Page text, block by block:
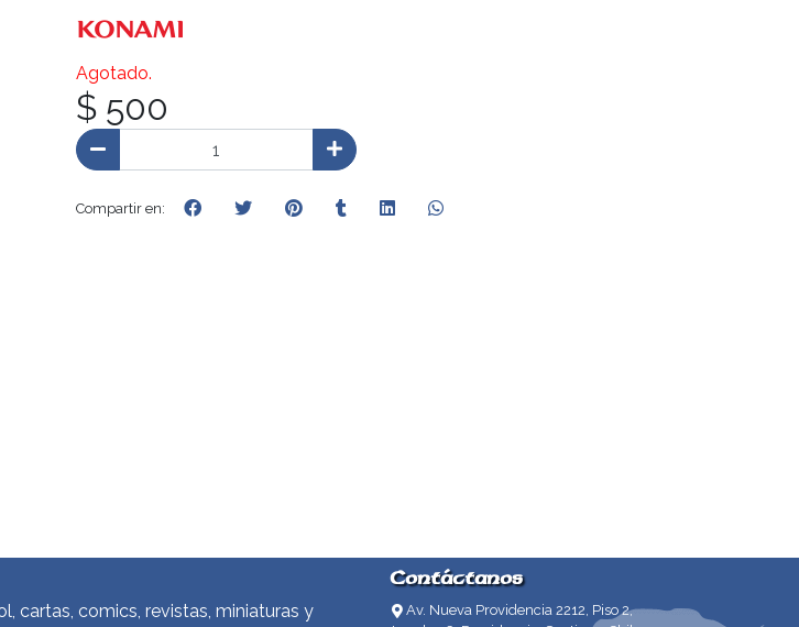
Agotado.
$ 500
Compartir en:
cartas, comics, revistas, miniaturas y
Contáctanos
Av. Nueva Providencia 2212, Piso 2,